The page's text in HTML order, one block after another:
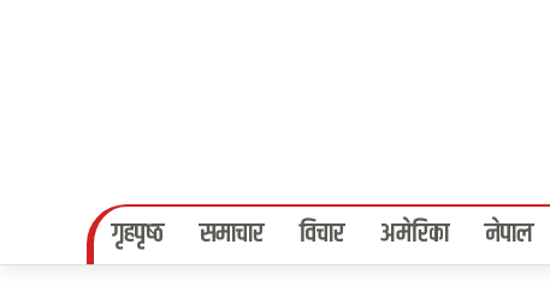
गृहपृष्‍ठ समाचार विचार अमेरिका नेपाल